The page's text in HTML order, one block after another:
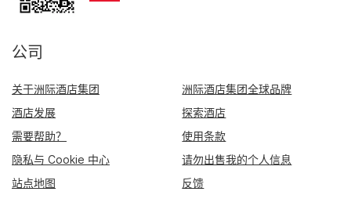
公司
关于洲际酒店集团
洲际酒店集团全球品牌
酒店发展
探索酒店
需要帮助？
使用条款
隐私与 Cookie 中心
请勿出售我的个人信息
站点地图
反馈